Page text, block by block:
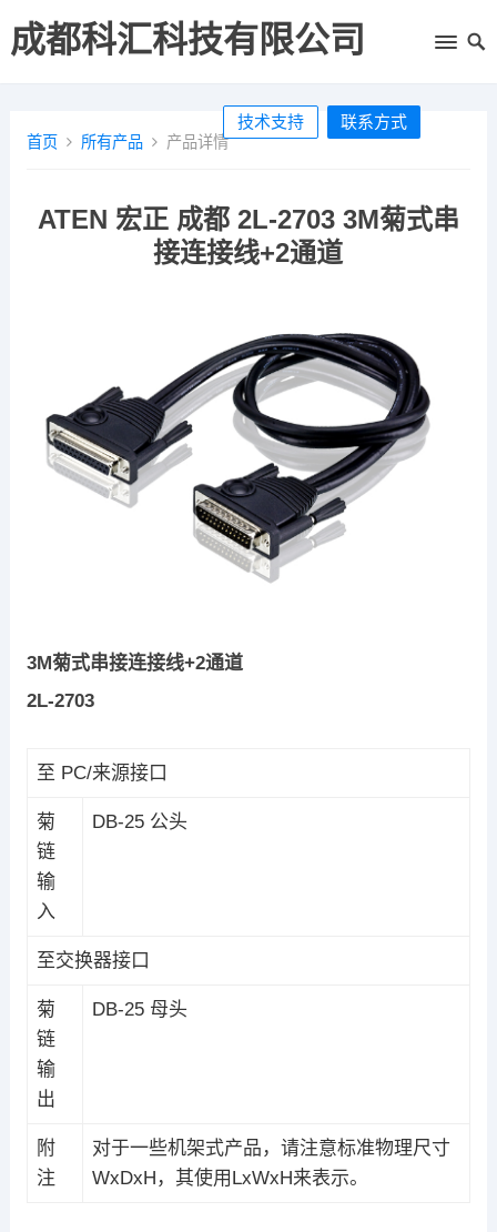
成都科汇科技有限公司
技术支持 联系方式
首页 所有产品 产品详情
ATEN 宏正 成都 2L-2703 3M菊式串
接连接线+2通道
3M菊式串接连接线+2通道
2L-2703
至 PC/来源接口
菊
链
输
入
DB-25 公头
至交换器接口
菊
链
输
出
DB-25 母头
附
注
对于一些机架式产品，请注意标准物理尺寸
WxDxH，其使用LxWxH来表示。